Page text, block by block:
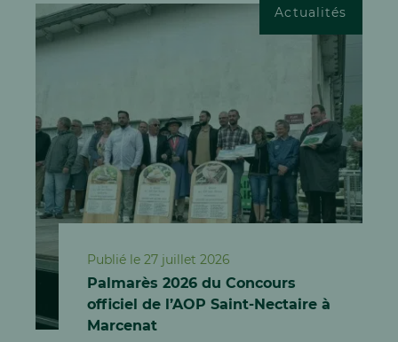
Actualités
Publié le 27 juillet 2026
Palmarès 2026 du Concours
officiel de l’AOP Saint-Nectaire à
Marcenat